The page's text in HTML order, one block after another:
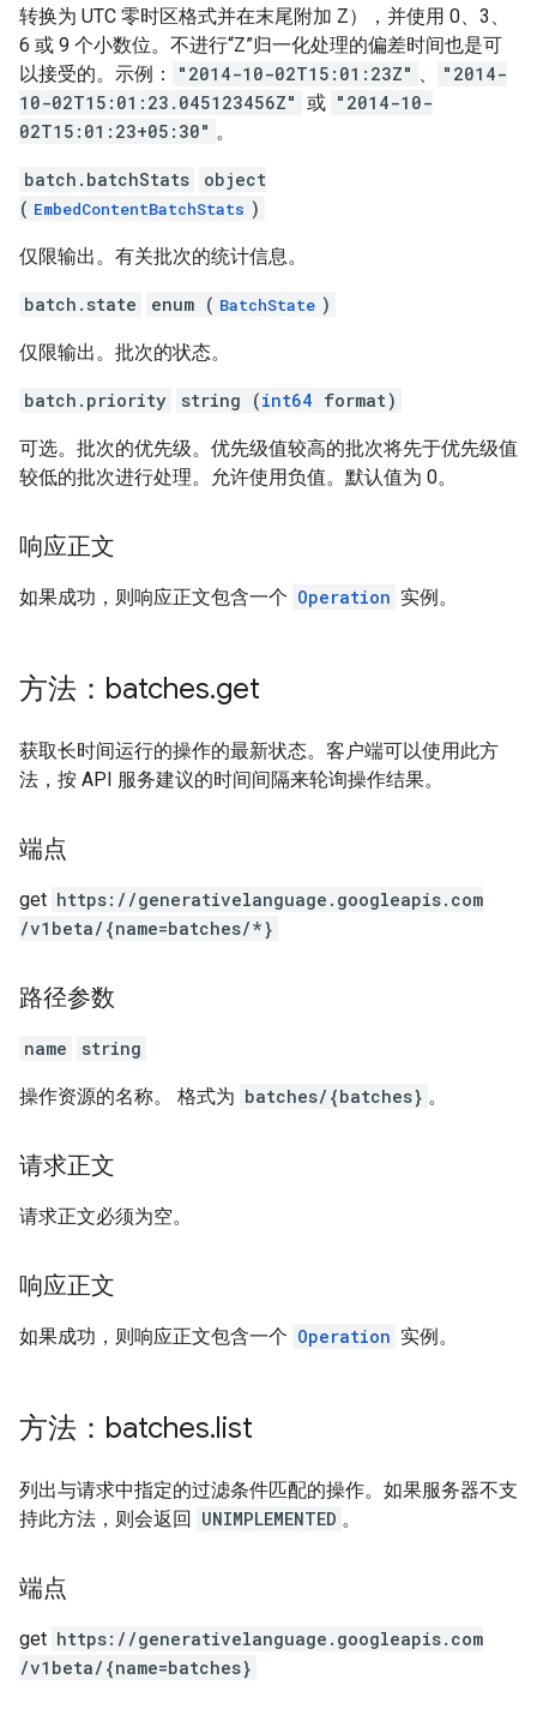
转换为 UTC 零时区格式并在末尾附加 Z），并使用 0、3、
6 或 9 个小数位。不进行“Z”归一化处理的偏差时间也是可
以接受的。示例：
"2014-10-02T15:01:23Z" 、
"2014-
10-02T15:01:23.045123456Z" 或 "2014-10-
02T15:01:23+05:30" 。
batch.batchStats
object
( EmbedContentBatchStats )
仅限输出。有关批次的统计信息。
batch.state enum ( BatchState )
仅限输出。批次的状态。
batch.priority string (int64 format)
可选。批次的优先级。优先级值较高的批次将先于优先级值
较低的批次进行处理。允许使用负值。默认值为 0。
响应正文
如果成功，则响应正文包含一个 Operation 实例。
方法：batches.get
获取长时间运行的操作的最新状态。客户端可以使用此方
法，按 API 服务建议的时间间隔来轮询操作结果。
端点
get https: / /generativelanguage.googleapis.com
/v1beta/{name=batches/*}
路径参数
name string
操作资源的名称。 格式为 batches/{batches} 。
请求正文
请求正文必须为空。
响应正文
如果成功，则响应正文包含一个 Operation 实例。
方法：batches.list
列出与请求中指定的过滤条件匹配的操作。如果服务器不支
持此方法，则会返回 UNIMPLEMENTED 。
端点
get https: / /generativelanguage.googleapis.com
/v1beta/{name=batches}